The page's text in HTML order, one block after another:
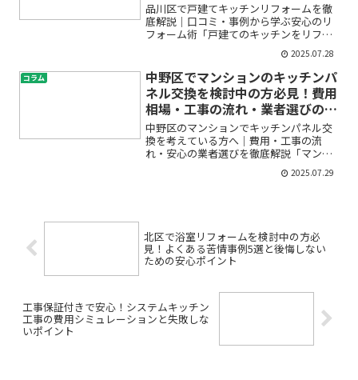
品川区で戸建てキッチンリフォームを徹
底解説｜口コミ・事例から学ぶ安心のリ
フォーム術「戸建てのキッチンをリフォ
ームしたいけれど、何から始めればいい
か分からない」「業者選びや費用、仕上
がりの評判が気になる」――そんな不安
や疑問を抱えていませんか...
2025.07.28
コラム
中野区でマンションのキッチンパ
ネル交換を検討中の方必見！費用
相場・工事の流れ・業者選びのポ
イントまとめ
中野区のマンションでキッチンパネル交
換を考えている方へ｜費用・工事の流
れ・安心の業者選びを徹底解説「マンシ
ョンのキッチンが古くなってきた」「キ
ッチンパネルに傷や汚れが目立つ…」
2025.07.29
北区で浴室リフォームを検討中の方必
見！よくある苦情事例5選と後悔しない
ための安心ポイント
工事保証付きで安心！システムキッチン
工事の費用シミュレーションと失敗しな
いポイント